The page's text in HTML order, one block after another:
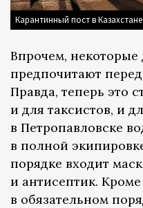
Карантинный пост в
Впрочем, некоторые
предпочитают
Правда, теперь это
и для таксистов, и
в Петропавловске
в полной
порядке входит
и антисептик.
в обязательном